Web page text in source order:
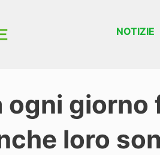
NOTIZIE
ogni giorno
loro